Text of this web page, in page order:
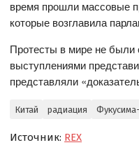
время прошли массовые
которые возглавила
Протесты в мире не были
выступлениями
представляли
Китай радиация
Источник: REX